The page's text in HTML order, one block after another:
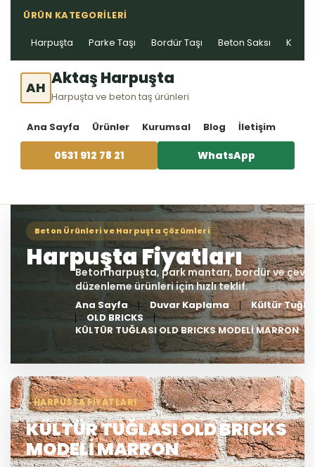
ÜRÜN KATEGORILERI
Harpuşta Parke Taşı Bordür Taşı Beton Saksı Kablo
AH Aktaş Harpuşta
Harpuşta ve beton taş ürünleri
Ana Sayfa Ürünler Kurumsal Blog İletişim
0531 912 78 21 WhatsApp
Ana Sayfa Duvar Kaplama
Kültür
OLD BRICKS
KÜLTÜR TUĞLASI OLD BRICKS MODELİ MARRON
HARPUSTA FIYATLARI
KÜLTÜR TUĞLASI OLD BRICKS
MODELİ MARRON